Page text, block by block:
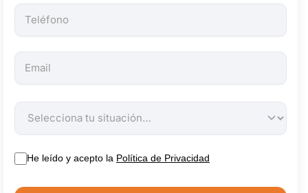
He leído y acepto la Política de Privacidad